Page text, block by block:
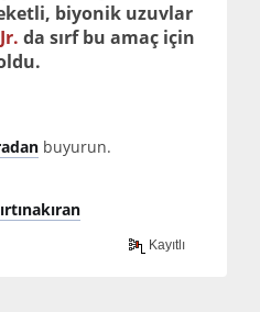
biyonik uzuvlar
da sırf bu amaç için
buyurun.
Kayıtlı